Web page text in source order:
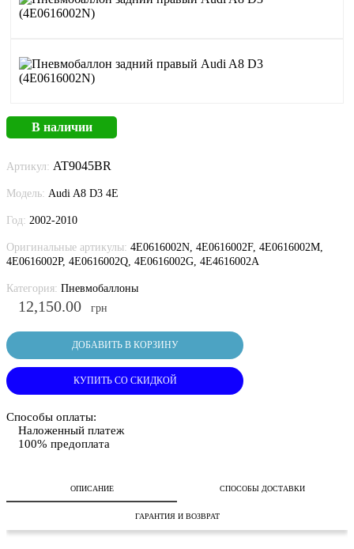
В наличии
Артикул: AT9045BR
Модель: Audi A8 D3 4E
Год: 2002-2010
Оригинальные артикулы: 4E0616002N, 4E0616002F, 4E0616002M,
4E0616002P, 4E0616002Q, 4E0616002G, 4E4616002A
Категория: Пневмобаллоны
12,150.00 грн
ДОБАВИТЬ В КОРЗИНУ
КУПИТЬ СО СКИДКОЙ
Способы оплаты:
Наложенный платеж
100% предоплата
ОПИСАНИЕ СПОСОБЫ ДОСТАВКИ
ГАРАНТИЯ И ВОЗВРАТ